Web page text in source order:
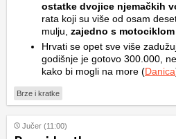
ostatke dvojice njemačkih
rata koji su više od osam
mulju, zajedno s motociklom
Hrvati se opet sve više
godišnje je gotovo 300.000,
kako bi mogli na more (Danica
Brze i kratke
Jučer (11:00)